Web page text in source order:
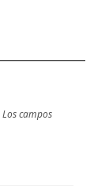
Los campos